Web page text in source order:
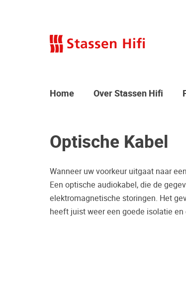
Home Over Stassen Hifi
Optische Kabel
Wanneer uw voorkeur uitgaat naar
Een optische audiokabel, die de
elektromagnetische storingen. Het
heeft juist weer een goede isolatie